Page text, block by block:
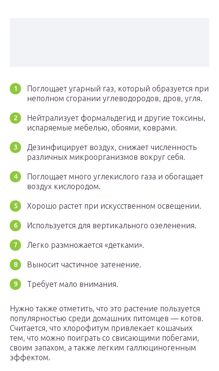
Поглощает угарный газ, который образуется при
неполном сгорании углеводородов, дров, угля.
Нейтрализует формальдегид и другие токсины,
испаряемые мебелью, обоями, коврами.
Дезинфицирует воздух, снижает численность
различных микроорганизмов вокруг себя.
Поглощает много углекислого газа и обогащает
воздух кислородом.
Хорошо растет при искусственном освещении.
Используется для вертикального озеленения.
Легко размножается «детками».
Выносит частичное затенение.
Требует мало внимания.
Нужно также отметить, что это растение пользуется
популярностью среди домашних питомцев — котов.
Считается, что хлорофитум привлекает кошачьих
тем, что можно поиграть со свисающими побегами,
своим запахом, а также легким галлюциногенным
эффектом.